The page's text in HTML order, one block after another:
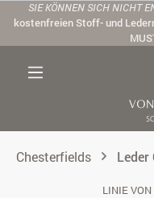
Zum Hauptinhalt springen
SIE KÖNNEN SICH NICHT
kostenfreien Stoff- und
Chesterfields Leder
LINIE